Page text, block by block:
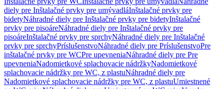
diely pre Inštalačné prvky pre umývadláInštalačné prvky pre
bidetyNáhradné diely pre Inštalačné prvky pre bidetyInštalačné
prvky pre pisoáreNáhradné diely pre Inštalačné prvky pre
pisoáreInštalačné prvky pre sprchyNáhradné diely pre Inštalačné
prvky pre sprchyPríslušenstvoNáhradné diely pre PríslušenstvoPre
inštalačné prvky pre WCPre upevneniaNáhradné diely pre Pre
upevneniaNadomietkové splachovacie nádržkyNadomietkové
splachovacie nádržky pre WC, z plastuNáhradné diely pre
Nadomietkové splachovacie nádržky pre WC, z plastuUmiestnené